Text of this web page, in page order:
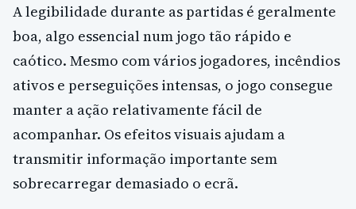
A legibilidade durante as partidas é geralmente
boa, algo essencial num jogo tão rápido e
caótico. Mesmo com vários jogadores, incêndios
ativos e perseguições intensas, o jogo consegue
manter a ação relativamente fácil de
acompanhar. Os efeitos visuais ajudam a
transmitir informação importante sem
sobrecarregar demasiado o ecrã.